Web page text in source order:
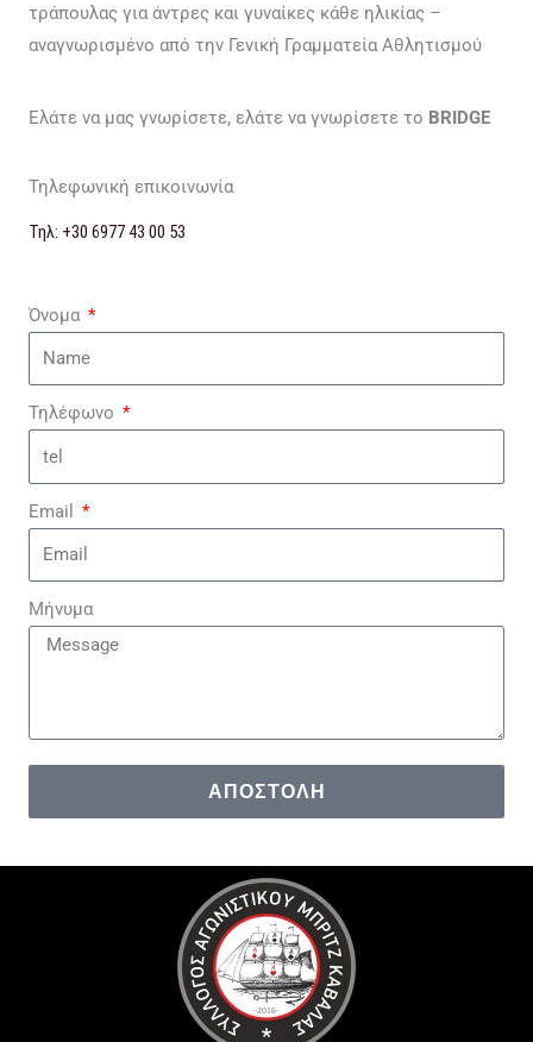
τράπουλας για άντρες και γυναίκες κάθε ηλικίας –
αναγνωρισμένο από την Γενική Γραμματεία Αθλητισμού
Ελάτε να μας γνωρίσετε, ελάτε να γνωρίσετε το BRIDGE
Τηλεφωνική επικοινωνία
Τηλ: +30 6977 43 00 53
Όνομα
Τηλέφωνο
Email
Μήνυμα
ΑΠΟΣΤΟΛΉ